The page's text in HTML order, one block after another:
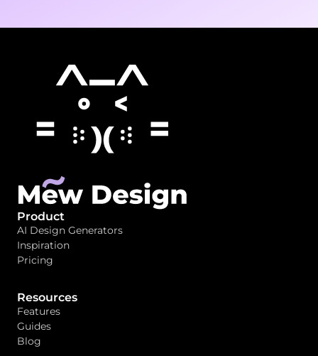
Product
AI Design Generators
Inspiration
Pricing
Resources
Features
Guides
Blog